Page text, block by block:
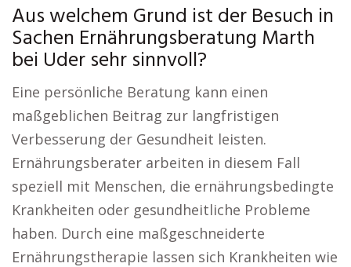
Aus welchem Grund ist der Besuch in
Sachen Ernährungsberatung Marth
bei Uder sehr sinnvoll?
Eine persönliche Beratung kann einen
maßgeblichen Beitrag zur langfristigen
Verbesserung der Gesundheit leisten.
Ernährungsberater arbeiten in diesem Fall
speziell mit Menschen, die ernährungsbedingte
Krankheiten oder gesundheitliche Probleme
haben. Durch eine maßgeschneiderte
Ernährungstherapie lassen sich Krankheiten wie